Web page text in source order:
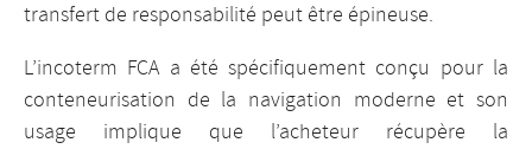
transfert de responsabilité peut être épineuse.
L’incoterm FCA a été spécifiquement conçu pour la
conteneurisation de la navigation moderne et son
usage implique que l’acheteur récupère la